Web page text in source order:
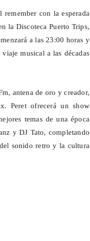
remember con la esperada
la Discoteca Puerto Trips,
a las 23:00 horas y
musical a las décadas
antena de oro y creador,
. Peret ofrecerá unshow
temas de una época
y DJ Tato, completando
sonido retro y la cultura